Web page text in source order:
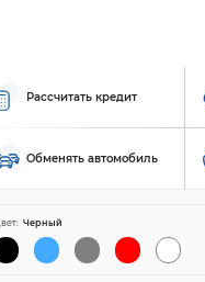
Рассчитать кредит
Обменять автомобиль
Черный